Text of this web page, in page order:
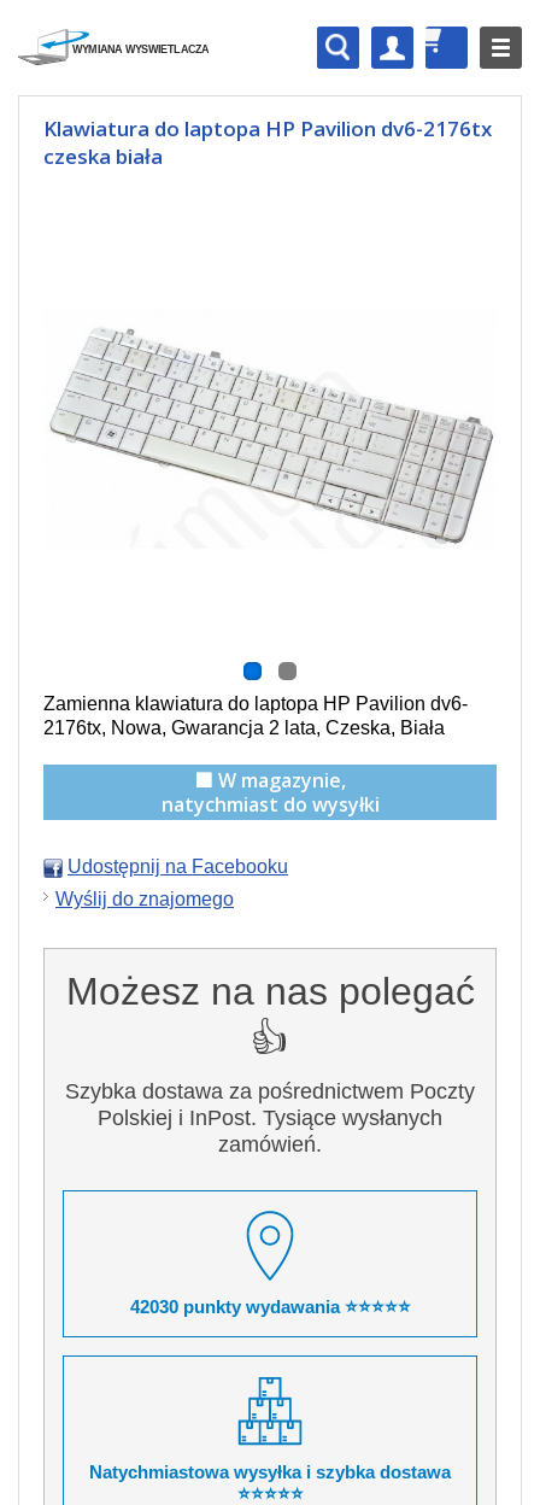
Klawiatura do laptopa HP Pavilion dv6-2176tx
czeska biała
Zamienna klawiatura do laptopa HP Pavilion dv6-
2176tx, Nowa, Gwarancja 2 lata, Czeska, Biała
🟩 W magazynie,
natychmiast do wysyłki
Udostępnij na Facebooku
Wyślij do znajomego
Możesz na nas polegać
👍
Szybka dostawa za pośrednictwem Poczty
Polskiej i InPost. Tysiące wysłanych
zamówień.
42030 punkty wydawania ⭐⭐⭐⭐⭐
Natychmiastowa wysyłka i szybka dostawa
⭐⭐⭐⭐⭐